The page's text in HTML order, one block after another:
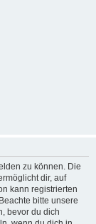
zu können. Die
dir, auf
kann registrierten
bitte unsere
bevor du dich